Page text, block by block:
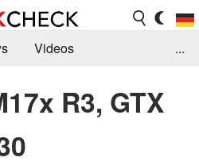
Videos
Suche
Jobs
...
R3, GTX